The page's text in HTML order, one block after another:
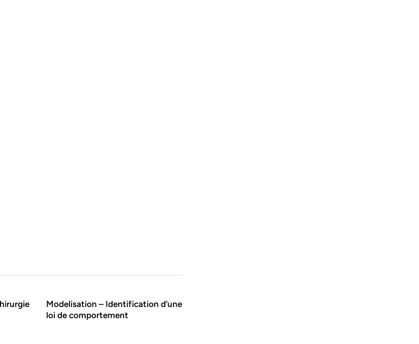
Modelisation – Identification d’une
loi de comportement